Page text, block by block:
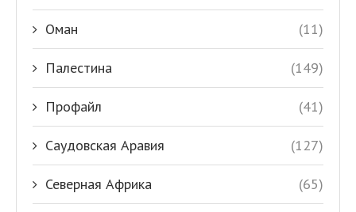
Оман (11)
Палестина (149)
Профайл (41)
Саудовская Аравия (127)
Северная Африка (65)